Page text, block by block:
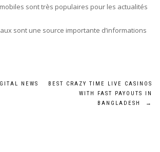
sont très populaires pour les actualités
sont une source importante d’informations
NEWS
BEST CRAZY TIME LIVE CASINOS
WITH FAST PAYOUTS IN
BANGLADESH
→